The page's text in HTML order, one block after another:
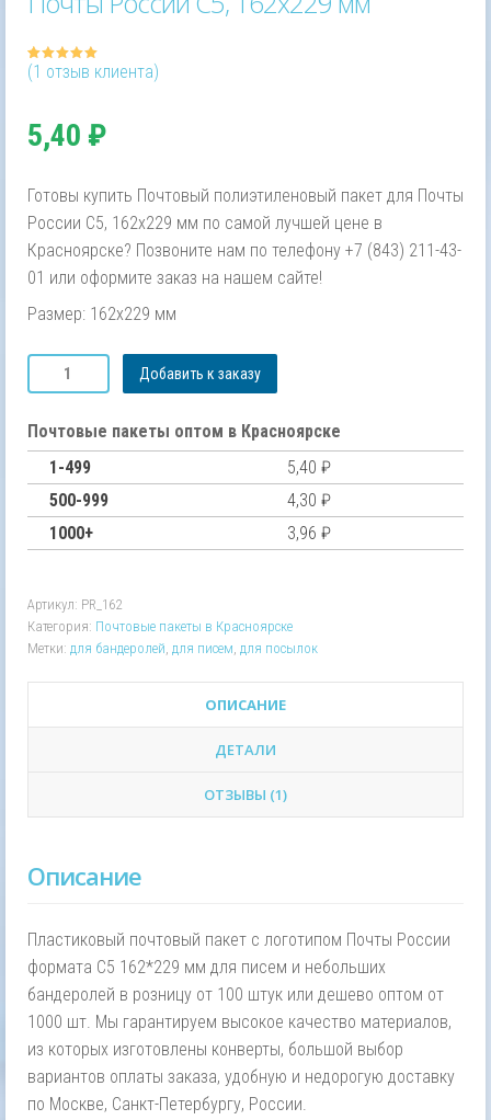
Рейтинг
5.00из 5
1(1 отзыв клиента)
5,40 ₽
Готовы купить Почтовый полиэтиленовый пакет для Почты
России С5, 162х229 мм по самой лучшей цене в
Красноярске? Позвоните нам по телефону +7 (843) 211-43-
01 или оформите заказ на нашем сайте!
Размер: 162х229 мм
Количество
товара
полиэтиленовый
пакет
Почты
России
Добавить к заказу
Почтовые пакеты оптом в Красноярске
1-499
5,40 ₽
500-999
4,30 ₽
1000+
3,96 ₽
Артикул: PR_162
Категория: Почтовые пакеты в Красноярске
Метки: для бандеролей, для писем, для посылок
ОПИСАНИЕ
ДЕТАЛИ
ОТЗЫВЫ (1)
Описание
Пластиковый почтовый пакет с логотипом Почты России
формата С5 162*229 мм для писем и небольших
бандеролей в розницу от 100 штук или дешево оптом от
1000 шт. Мы гарантируем высокое качество материалов,
из которых изготовлены конверты, большой выбор
вариантов оплаты заказа, удобную и недорогую доставку
по Москве, Санкт-Петербургу, России.